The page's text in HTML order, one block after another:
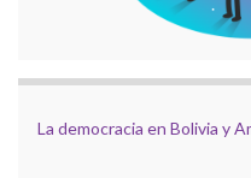
La democracia en Bolivia y